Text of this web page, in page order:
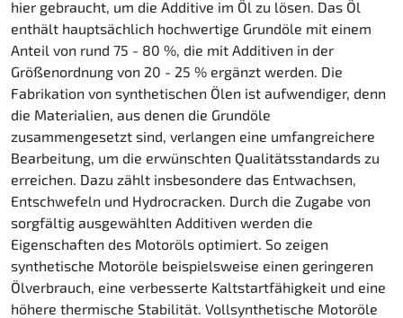
hier gebraucht, um die Additive im Öl zu lösen. Das Öl
enthält hauptsächlich hochwertige Grundöle mit einem
Anteil von rund 75 - 80 %, die mit Additiven in der
Größenordnung von 20 - 25 % ergänzt werden. Die
Fabrikation von synthetischen Ölen ist aufwendiger, denn
die Materialien, aus denen die Grundöle
zusammengesetzt sind, verlangen eine umfangreichere
Bearbeitung, um die erwünschten Qualitätsstandards zu
erreichen. Dazu zählt insbesondere das Entwachsen,
Entschwefeln und Hydrocracken. Durch die Zugabe von
sorgfältig ausgewählten Additiven werden die
Eigenschaften des Motoröls optimiert. So zeigen
synthetische Motoröle beispielsweise einen geringeren
Ölverbrauch, eine verbesserte Kaltstartfähigkeit und eine
höhere thermische Stabilität. Vollsynthetische Motoröle